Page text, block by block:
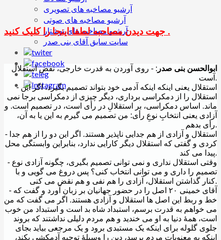
آرشیو مصاخبه های تصویری
آرشیو مصاخبه های صوتی
آرشیو مصاخبه های نوشتار
سایت سابق آقای بنی صدر
جهت دیدن مصاحبه لطفا اینجا را کلیک کنید .
ابوالحسن بنی صدر : - روی آوردن به قدرت خارجی، نقض استقلال
آست.
- استقلال یعنی اینکه اینکه آدمی خود بتواند تصمیم بگیرد، اگر این
استقلال را از دمکراسی برداری، دیگر چیزی از دمکراسی برجا نمی
ماند. اساس دمکراسی، بر استقلالِ در رأی است، در تصمیم است. و
آزادی یعنی انتخابِ نوعِ رأی: من تصمیم می گیرم به این یا به آن،
رأی بدهم.
- استقلال و آزادی از هم جدایی ناپذیر هستند. اگر این دو را از هم جدا
کردی و گفتی که استقلال دیگر کارایی ندارد، بنابراین وابستگی محل
پیدا می کند.
- وقتی استقلال نداری و نمی توانی تصمیم بگیری، چگونه آزادی نوع
تصمیم را داری و می توانی انتخاب کنی؟ پس دروغ می گویی و با
کنار گذاشتن استقلال، آزادی را هم نفی و هم نقض می کنی.
- آقای خمینی ٢٠ اصل را در حضور جهانیان بر زبان آورد و گفت که
خط و ربط این اصل ها استقلال و آزادی هستند. اگر می گفت که من
می خواهم به قدرت برسم، استبداد شاه بد است و استبداد من خوب
است، همۀ دنیا به او می خندید و هم مردم دلیلی نداشتند که بروند
جلوی گلوله برای اینکه یک مستبدی برود و یک مرجعی بیاید بجای
اینکه به معنویات مردم برسد، دین را وسیلۀ توجیه آدمکشی بکند،